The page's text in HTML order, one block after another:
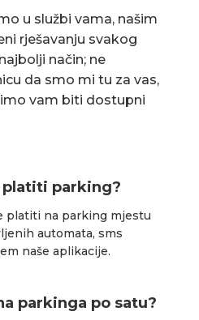
u službi vama, našim
rješavanju svakog
način; ne
da smo mi tu za vas,
vam biti dostupni
platiti parking?
platiti na parking mjestu
automata, sms
naše aplikacije.
parkinga po satu?